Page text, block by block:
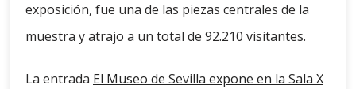
exposición, fue una de las piezas centrales de la
muestra y atrajo a un total de 92.210 visitantes.
La entrada El Museo de Sevilla expone en la Sala X